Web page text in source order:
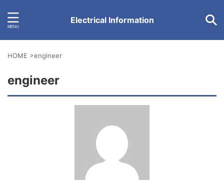
Electrical Information
HOME >engineer
engineer